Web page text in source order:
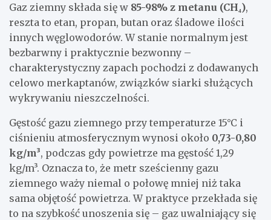
Gaz ziemny składa się w 85-98% z metanu (CH₄),
reszta to etan, propan, butan oraz śladowe ilości
innych węglowodorów. W stanie normalnym jest
bezbarwny i praktycznie bezwonny –
charakterystyczny zapach pochodzi z dodawanych
celowo merkaptanów, związków siarki służących
wykrywaniu nieszczelności.
Gęstość gazu ziemnego przy temperaturze 15°C i
ciśnieniu atmosferycznym wynosi około 0,73-0,80
kg/m³, podczas gdy powietrze ma gęstość 1,29
kg/m³. Oznacza to, że metr sześcienny gazu
ziemnego waży niemal o połowę mniej niż taka
sama objętość powietrza. W praktyce przekłada się
to na szybkość unoszenia się – gaz uwalniający się